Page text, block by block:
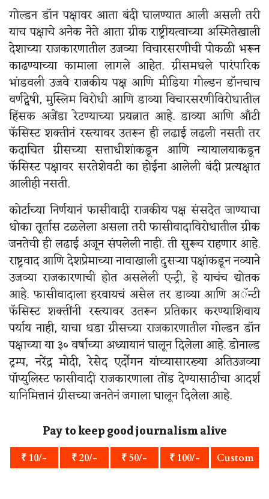
गोल्डन डॉन पक्षावर आता बंदी घालण्यात आली असली तरी
याच पक्षाचे अनेक नेते आता ग्रीक राष्ट्रीयत्वाच्या अस्मितेखाली
देशाच्या राजकारणातील उजव्या विचारसरणीची पोकळी भरून
काढण्याच्या कामाला लागले आहेत. ग्रीसमधले पारंपारिक
भांडवली उजवे राजकीय पक्ष आणि मीडिया गोल्डन डॉनचाच
वर्णद्वेषी, मुस्लिम विरोधी आणि डाव्या विचारसरणीविरोधातील
हिंसक अजेंडा रेटण्याच्या प्रयत्नात आहे. डाव्या आणि ऑंटी
फॅसिस्ट शक्तीनं रस्त्यावर उतरून ही लढाई लढली नसती तर
कदाचित ग्रीसच्या सत्ताधीशांकडून आणि न्यायालयाकडून
फॅसिस्ट पक्षावर सरतेशेवटी का होईना आलेली बंदी प्रत्यक्षात
आलीही नसती.
कोर्टाच्या निर्णयानं फासीवादी राजकीय पक्ष संसदेत जाण्याचा
धोका तूर्तास टळलेला असला तरी फासीवादाविरोधातील ग्रीक
जनतेची ही लढाई अजून संपलेली नाही. ती सुरूच राहणार आहे.
राष्ट्रवाद आणि देशप्रेमाच्या नावाखाली दुसऱ्या पक्षांकडून नव्याने
उजव्या राजकारणाची होत असलेली एन्ट्री, हे याचंच द्योतक
आहे. फासीवादाला हरवायचं असेल तर डाव्या आणि अॅन्टी
फॅसिस्ट शक्तींनी रस्त्यावर उतरून प्रतिकार करण्याशिवाय
पर्याय नाही, याचा धडा ग्रीसच्या राजकारणातील गोल्डन डॉन
पक्षाच्या या ३० वर्षाच्या अध्यायानं घालून दिलेला आहे. डोनाल्ड
ट्रम्प, नरेंद्र मोदी, रेसेद एर्दोगन यांच्यासारख्या अतिउजव्या
पॉप्युलिस्ट फासीवादी राजकारणाला तोंड देण्यासाठीचा आदर्श
यानिमित्तानं ग्रीसच्या जनतेनं जगाला घालून दिलेला आहे.
Pay to keep good journalism alive
₹ 10/- ₹ 20/- ₹ 50/- ₹ 100/- Custom